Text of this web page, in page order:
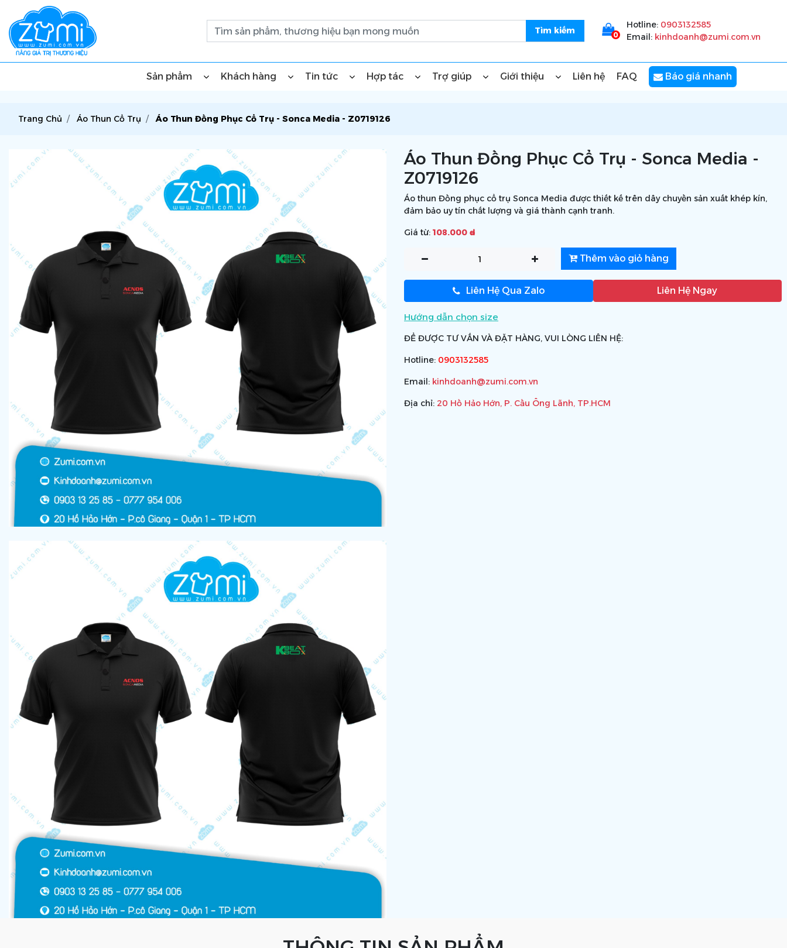
0
Hotline: 0903132585
Email: kinhdoanh@zumi.com.vn
Sản phẩm Khách hàng Tin tức Hợp tác Trợ giúp Giới thiệu Liên hệ FAQ Báo giá nhanh
Trang Chủ Áo Thun Cổ Trụ Áo Thun Đồng Phục Cổ Trụ - Sonca Media - Z0719126
Áo Thun Đồng Phục Cổ Trụ - Sonca Media -
Z0719126
Áo thun Đồng phục cổ trụ Sonca Media được thiết kế trên dây chuyền sản xuất khép kín,
đảm bảo uy tín chất lượng và giá thành cạnh tranh.
Giá từ: 108.000 ₫
Thêm vào giỏ hàng
Liên Hệ Qua Zalo Liên Hệ Ngay
Hướng dẫn chọn size
ĐỂ ĐƯỢC TƯ VẤN VÀ ĐẶT HÀNG, VUI LÒNG LIÊN HỆ:
Hotline: 0903132585
Email: kinhdoanh@zumi.com.vn
Địa chỉ: 20 Hồ Hảo Hớn, P. Cầu Ông Lãnh, TP.HCM